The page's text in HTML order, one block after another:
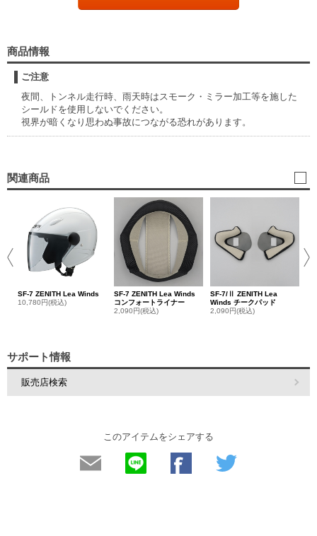
商品情報
ご注意
夜間、トンネル走行時、雨天時はスモーク・ミラー加工等を施した
シールドを使用しないでください。
視界が暗くなり思わぬ事故につながる恐れがあります。
関連商品
SF-7 ZENITH Lea Winds
10,780円(税込)
SF-7 ZENITH Lea Winds
コンフォートライナー
2,090円(税込)
SF-7/Ⅱ ZENITH Lea
Winds チークパッド
2,090円(税込)
サポート情報
販売店検索
このアイテムをシェアする